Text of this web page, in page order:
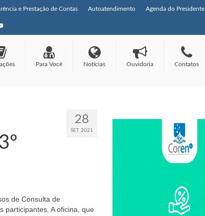
e Prestação de Contas Autoatendimento Agenda do Presidente
Para Você Notícias Ouvidoria Contatos
28
SET 2021
de Consulta de
participantes. A oficina, que